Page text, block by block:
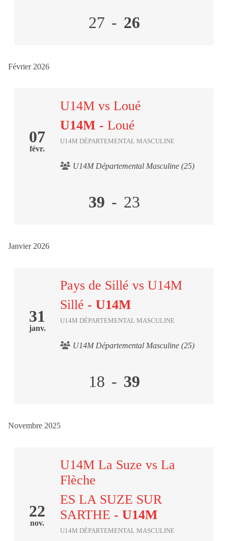
27 - 26
Février 2026
07
févr.
U14M vs Loué
U14M - Loué
U14M DÉPARTEMENTAL MASCULINE
U14M Départemental Masculine (25)
39 - 23
Janvier 2026
31
janv.
Pays de Sillé vs U14M
Sillé - U14M
U14M DÉPARTEMENTAL MASCULINE
U14M Départemental Masculine (25)
18 - 39
Novembre 2025
22
nov.
U14M La Suze vs La
Flèche
ES LA SUZE SUR
SARTHE - U14M
U14M DÉPARTEMENTAL MASCULINE